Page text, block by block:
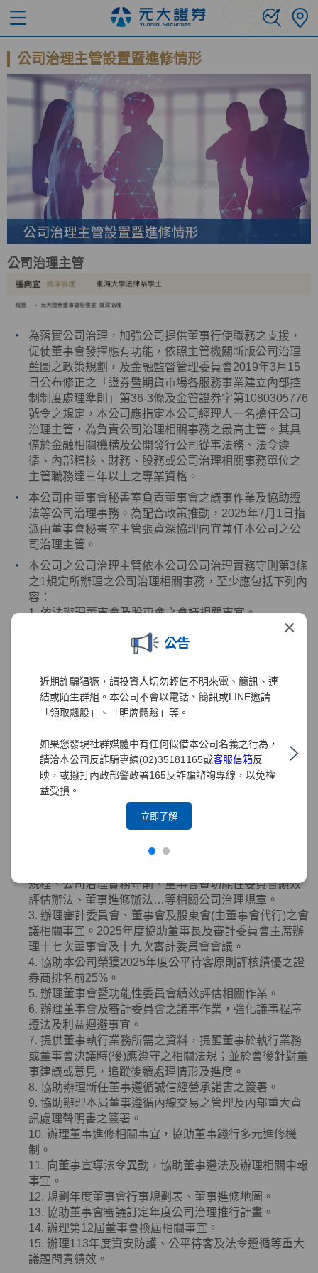
×
公告
近期詐騙猖獗，請投資人切勿輕信不明來電、簡訊、連
結或陌生群組。本公司不會以電話、簡訊或LINE邀請
「領取飆股」、「明牌體驗」等。
如果您發現社群媒體中有任何假借本公司名義之行為，
請洽本公司反詐騙專線(02)35181165或客服信箱反
映，或撥打內政部警政署165反詐騙諮詢專線，以免權
益受損。
立即了解
公司治理主管設置暨進修情形
公司治理主管
為落實公司治理，加強公司提供董事行使職務之支援，
促使董事會發揮應有功能，依照主管機關新版公司治理
藍圖之政策規劃，及金融監督管理委員會2019年3月 15
日公布修正之「證券暨期貨市場各服務事業建立內部控
制制度處理準則」第36-3條及金管證券字第1080305776
號令之規定，本公司應指定本公司經理人一名擔任公司
治理主管，為負責公司治理相關事務之最高主管。其具
備於金融相關機構及公開發行公司從事法務、法令遵
循、內部稽核、財務、股務或公司治理相關事務單位之
主管職務達三年以上之專業資格。
本公司由董事會秘書室負責董事會之議事作業及協助遵
法等公司治理事務。為配合政策推動， 2025年7月 1 日指
派由董事會秘書室主管張資深協理向宜兼任本公司之公
司治理主管。
本公司之公司治理主管依本公司公司治理實務守則第3條
之1 規定所辦理之公司治理相關事務，至少應包括下列內
容：
1. 依法辦理董事會及股東會之會議相關事宜。
含獨立董事
就任及持續進修。
5. 協助董事(含獨立董事 遵循法令。
6. 向董事會報告其就獨立董事於選任時及任職期間內資
格是否符合相關法令規章之檢視結果。
應即通知本公司及公司治理主管。本公司或公司治理主
管接獲通知，應依相關法令規章辦理。
8. 其他依公司章程或契約所訂定之事項等。
2025年度業務執行情形如下：
1. 協助董事會審議有關公司治理、公平待客、誠信經
營、智慧財產權、永續發展及ESG
2. 督導辦理董事會相關重要規範適時研修調整，包括修
規程、公司治理實務守則、董事會暨功能性委員會績效
評估辦法、董事進修辦法…等相關公司治理規章。
3. 辦理審計委員會、董事會及股東會(由董事會代行)之會
議相關事宜。 2025年度協助董事長及審計委員會主席辦
理十七次董事會及十九次審計委員會會議。
4. 協助本公司榮獲2025年度公平待客原則評核績優之證
券商排名前25% 。
5. 辦理董事會暨功能性委員會績效評估相關作業。
6. 辦理董事會及審計委員會之議事作業，強化議事程序
遵法及利益迴避事宜。
7. 提供董事執行業務所需之資料，提醒董事於執行業務
或董事會決議時(後)應遵守之相關法規；並於會後針對董
事建議或意見，追蹤後續處理情形及進度。
8. 協助辦理新任董事遵循誠信經營承諾書之簽署。
9. 協助辦理本屆董事遵循內線交易之管理及內部重大資
訊處理聲明書之簽署。
10. 辦理董事進修相關事宜，協助董事踐行多元進修機
制。
11. 向董事宣導法令異動，協助董事遵法及辦理相關申報
事宜。
12. 規劃年度董事會行事規劃表、董事進修地圖。
13. 協助董事會審議訂定年度公司治理推行計畫。
14. 辦理第12屆董事會換屆相關事宜。
15. 辦理113年度資安防護、公平待客及法令遵循等重大
議題問責績效。